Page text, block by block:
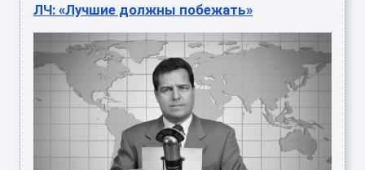
ЛЧ: «Лучшие должны побежать»